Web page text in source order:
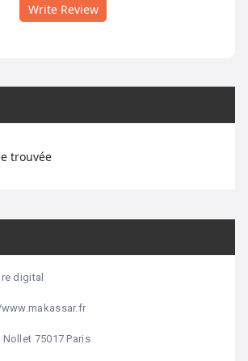
Write Review
trouvée
digital
Nollet 75017 Paris